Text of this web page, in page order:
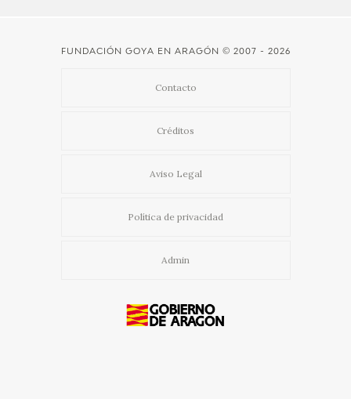
FUNDACIÓN GOYA EN ARAGÓN © 2007 - 2026
Contacto
Créditos
Aviso Legal
Política de privacidad
Admin